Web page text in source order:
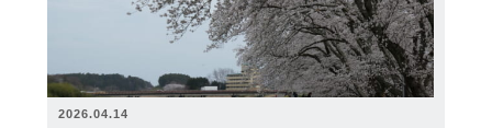
2026.04.14